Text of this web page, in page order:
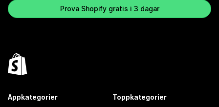
Prova Shopify gratis i 3 dagar
Appkategorier Toppkategorier